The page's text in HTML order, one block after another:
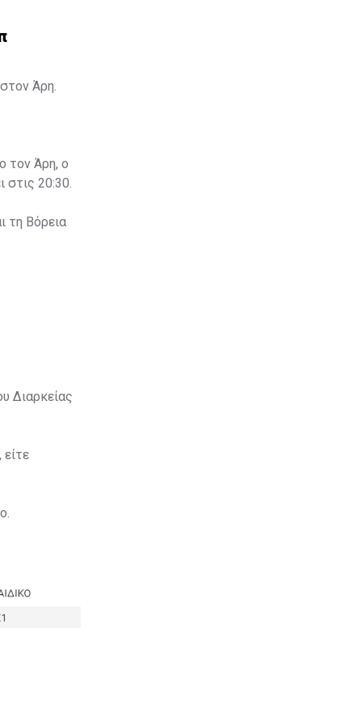
Άρη.
τον Άρη, ο
στις 20:30.
τη Βόρεια
Διαρκείας
είτε